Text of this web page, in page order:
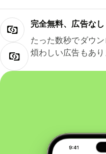
完全無料、広告なし
たった数秒でダウ
煩わしい広告もあり